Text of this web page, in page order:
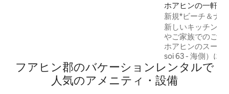
マーケットまでそれぞれ6分。 Grabと
Boltのタクシーはどちらも非常に便利で
迅速です。ヴィラは設備が充実してお
り、リビングには200度の広角の床から天
ホアヒンの一軒家
新規*ビーチ＆ナ
ールハウス、ホア
新しいキッチン！
やご家族でのご利
ホアヒンのスーパ
soi 63 - 海側）に
イトマーケット（
ケットは、ホアヒ
も有名なナイトマ
フアヒン郡のバケーションレンタルで
人気のアメニティ・設備